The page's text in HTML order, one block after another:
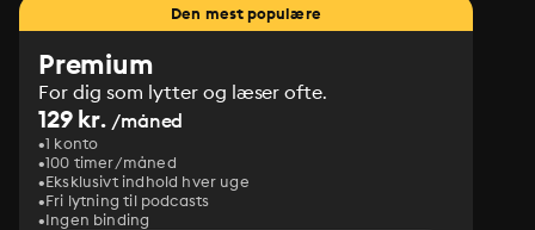
Den mest populære
Premium
For dig som lytter og læser ofte.
129 kr. /måned
1 konto
100 timer/måned
Eksklusivt indhold hver uge
Fri lytning til podcasts
Ingen binding